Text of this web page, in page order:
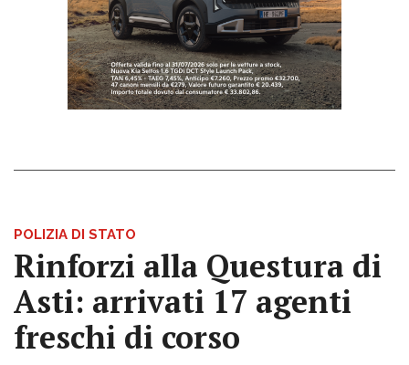
POLIZIA DI STATO
Rinforzi alla Questura di
Asti: arrivati 17 agenti
freschi di corso